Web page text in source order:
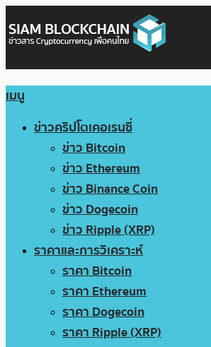
เมนู
ข่าวคริปโตเคอเรนซี่
ข่าว Bitcoin
ข่าว Ethereum
ข่าว Binance Coin
ข่าว Dogecoin
ข่าว Ripple (XRP)
ราคาและการวิเคราะห์
ราคา Bitcoin
ราคา Ethereum
ราคา Dogecoin
ราคา Ripple (XRP)